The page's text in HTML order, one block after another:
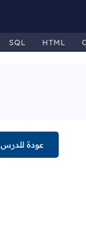
SQL HTML
عودة للدرس